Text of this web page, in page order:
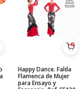
Happy Dance. Falda
Flamenca de Mujer
para Ensayo y